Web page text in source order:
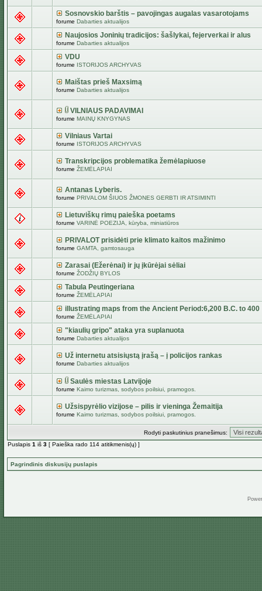
Sosnovskio barštis – pavojingas augalas vasarotojams
forume Dabarties aktualijos
Naujosios Joninių tradicijos: šašlykai, fejerverkai ir alus
forume Dabarties aktualijos
VDU
forume ISTORIJOS ARCHYVAS
Maištas prieš Maxsimą
forume Dabarties aktualijos
VILNIAUS PADAVIMAI
forume MAINŲ KNYGYNAS
Vilniaus Vartai
forume ISTORIJOS ARCHYVAS
Transkripcijos problematika žemėlapiuose
forume ŽEMĖLAPIAI
Antanas Lyberis.
forume PRIVALOM ŠIUOS ŽMONES GERBTI IR ATSIMINTI
Lietuviškų rimų paieška poetams
forume VARINĖ POEZIJA, kūryba, miniatiūros
PRIVALOT prisidėti prie klimato kaitos mažinimo
forume GAMTA, gamtosauga
Zarasai (Ežerėnai) ir jų įkūrėjai sėliai
forume ŽODŽIŲ BYLOS
Tabula Peutingeriana
forume ŽEMĖLAPIAI
illustrating maps from the Ancient Period:6,200 B.C. to 400
forume ŽEMĖLAPIAI
"kiaulių gripo" ataka yra suplanuota
forume Dabarties aktualijos
Už internetu atsisiųstą įrašą – į policijos rankas
forume Dabarties aktualijos
Saulės miestas Latvijoje
forume Kaimo turizmas, sodybos poilsiui, pramogos.
Užsispyrėlio vizijose – pilis ir vieninga Žemaitija
forume Kaimo turizmas, sodybos poilsiui, pramogos.
Rodyti paskutinius pranešimus:
Puslapis 1 iš 3 [ Paieška rado 114 atitikmenis(ų) ]
Pagrindinis diskusijų puslapis